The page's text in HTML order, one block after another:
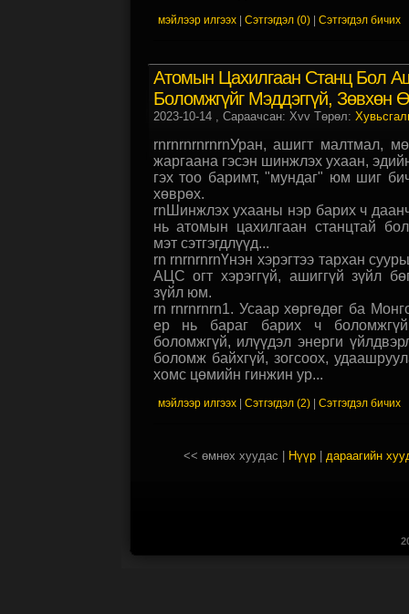
мэйлээр илгээх Сэтгэгдэл (0)| Сэтгэгдэл бичих
Атомын Цахилгаан Станц Бол
Боломжгүйг Мэддэггүй, Зөвхөн
2023-10-14, Сараачсан: Xvv Төрөл:
rnrnrnrnrnrnУран, ашигт малтмал,
жаргаана гэсэн шинжлэх ухаан,
гэх тоо баримт, "мундаг" юм шиг
хөврөх.
rnШинжлэх ухааны нэр барих ч
нь атомын цахилгаан станцтай
мэт сэтгэгдлүүд...
rn rnrnrnrnҮнэн хэрэгтээ тархан
АЦС огт хэрэггүй, ашиггүй зүйл
зүйл юм.
rn rnrnrnrn1. Усаар хөргөдөг ба
ер нь бараг барих ч
боломжгүй, илүүдэл энерги
боломж байхгүй, зогсоох,
хомс цөмийн гинжин ур...
мэйлээр илгээх Сэтгэгдэл (2)| Сэтгэгдэл бичих
<< өмнөх хуудас Нүүр| дараагийн